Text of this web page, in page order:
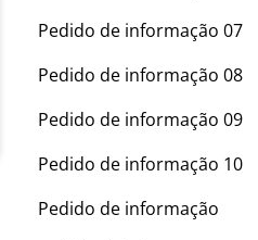
Pedido de informação 07
Pedido de informação 08
Pedido de informação 09
Pedido de informação 10
Pedido de informação